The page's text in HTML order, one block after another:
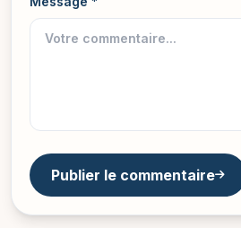
Publier le commentaire